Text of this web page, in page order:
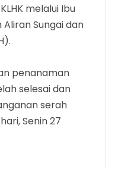
melalui Ibu
Sungai dan
penanaman
selesai dan
serah
Senin 27